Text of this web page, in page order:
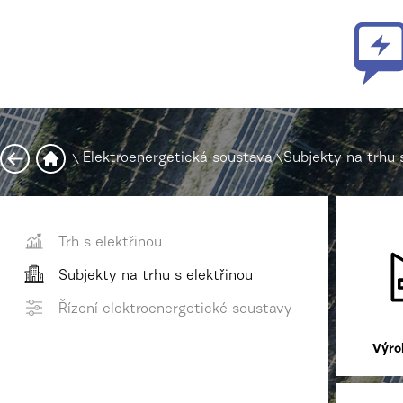
\ Elektroenergetická soustava\Subjekty na trhu
Trh s elektřinou
Subjekty na trhu s elektřinou
Řízení elektroenergetické soustavy